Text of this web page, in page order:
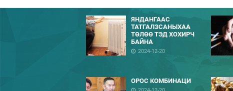
ЯНДАНГААС
ТАТГАЛЗСАНЫХАА
ТӨЛӨӨ ТЭД ХОХИРЧ
БАЙНА
2024-12-20
ОРОС КОМБИНАЦИ